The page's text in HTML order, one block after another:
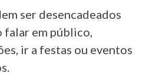
ser desencadeados
falar em público,
ir a festas ou eventos